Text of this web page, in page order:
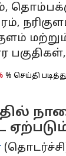
பகுதிகள்,
% செய்தி